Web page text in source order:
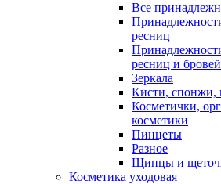
Все
ресниц
ресниц и бровей
Зеркала
Кисти, спонжи,
Косметички,
косметики
Пинцеты
Разное
Щипцы и
Косметика уходовая